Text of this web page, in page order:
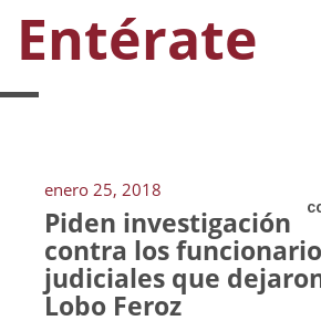
Entérate
enero 25, 2018
Piden investigación
contra los
judiciales que
Lobo Feroz